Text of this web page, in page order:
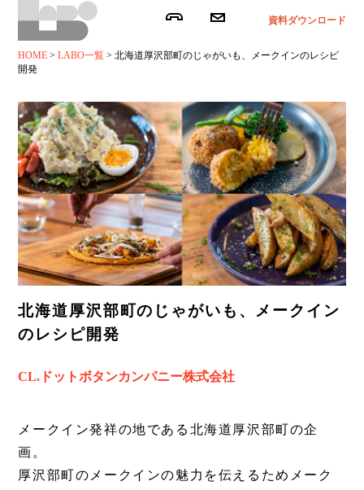
資料ダウンロード
HOME >LABO一覧 >北海道厚沢部町のじゃがいも、メークインのレシピ
開発
北海道厚沢部町のじゃがいも、メークイン
のレシピ開発
CL.ドットボタンカンパニー株式会社
メークイン発祥の地である北海道厚沢部町の企
画。
厚沢部町のメークインの魅力を伝えるためメーク